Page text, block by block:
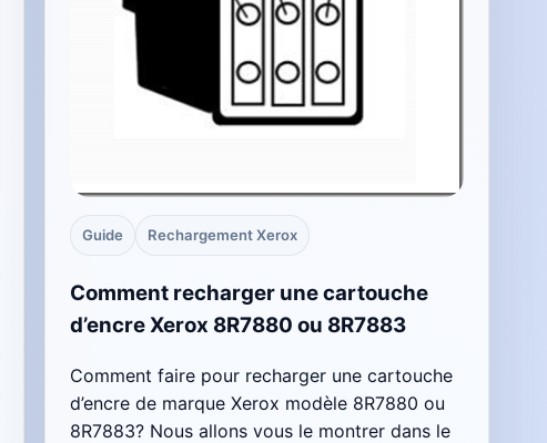
Guide Rechargement Xerox
Comment recharger une cartouche
d’encre Xerox 8R7880 ou 8R7883
Comment faire pour recharger une cartouche
d’encre de marque Xerox modèle 8R7880 ou
8R7883? Nous allons vous le montrer dans le